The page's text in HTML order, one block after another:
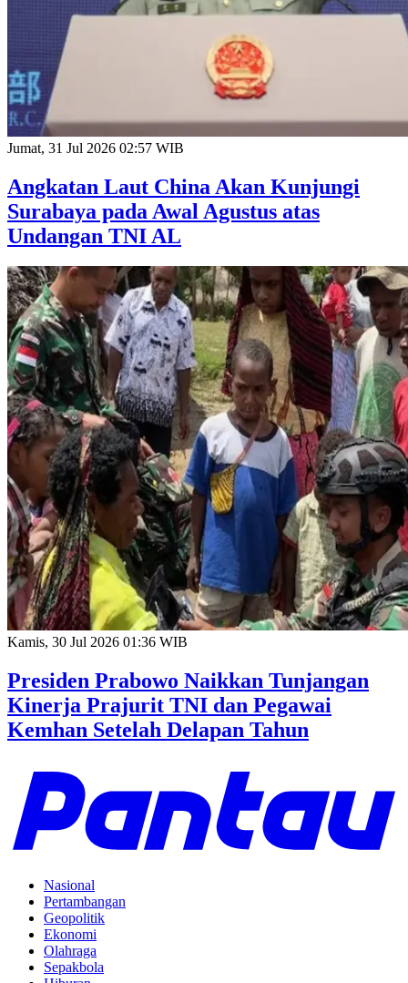
Jumat, 31 Jul 2026 02:57 WIB
Angkatan Laut China Akan Kunjungi
Surabaya pada Awal Agustus atas
Undangan TNI AL
Kamis, 30 Jul 2026 01:36 WIB
Presiden Prabowo Naikkan Tunjangan
Kinerja Prajurit TNI dan Pegawai
Kemhan Setelah Delapan Tahun
Nasional
Pertambangan
Geopolitik
Ekonomi
Olahraga
Sepakbola